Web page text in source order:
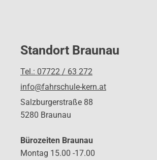
Standort Braunau
Tel.: 07722 / 63 272
info@fahrschule-kern.at
Salzburgerstraße 88
5280 Braunau
Bürozeiten Braunau
Montag 15.00 -17.00